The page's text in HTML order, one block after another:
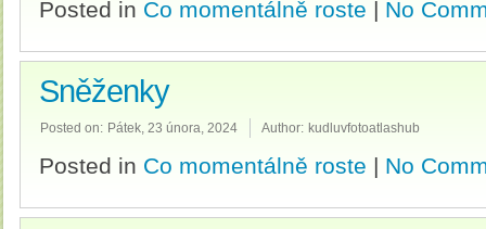
Posted in Co momentálně roste | No
Sněženky
Posted on: Pátek, 23 února, 2024 Author: kudluvfotoatlashub
Posted in Co momentálně roste | No